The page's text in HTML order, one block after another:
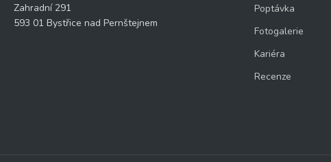
Zahradní 291
593 01 Bystřice nad Pernštejnem
Poptávka
Fotogalerie
Kariéra
Recenze